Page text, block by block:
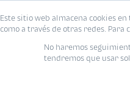
Este sitio web almacena cookies
como a través de otras redes.
No haremos
tendremos que usar